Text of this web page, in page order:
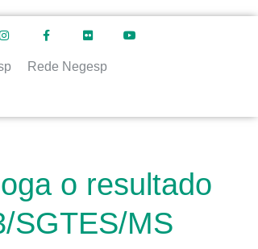
Rede Negesp
o resultado
SGTES/MS